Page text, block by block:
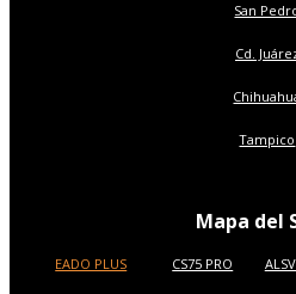
San
Cd.
Tampico
Mapa del
EADO PLUS CS75 PRO